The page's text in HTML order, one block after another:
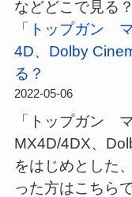
「トップガン
4D、Dolby
る？
2022-05-06
「トップガン
MX4D/4DX、
をはじめとした
った方はこちら